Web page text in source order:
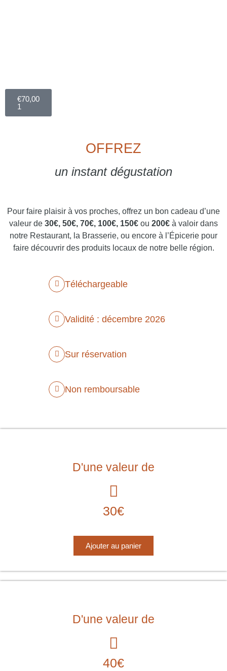
€70,00
1
OFFREZ
un instant dégustation
Pour faire plaisir à vos proches, offrez un bon cadeau d’une
valeur de 30€, 50€, 70€, 100€, 150€ ou 200€ à valoir dans
notre Restaurant, la Brasserie, ou encore à l’Épicerie pour
faire découvrir des produits locaux de notre belle région.
Téléchargeable
Validité : décembre 2026
Sur réservation
Non remboursable
D'une valeur de
30€
Ajouter au panier
D'une valeur de
40€